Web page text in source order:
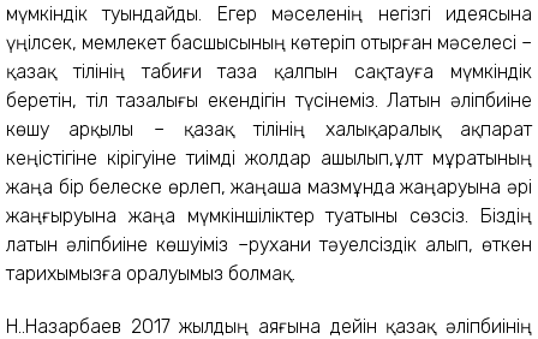
мүмкіндік туындайды. Егер мәселенің негізгі идеясына
үңілсек, мемлекет басшысының көтеріп отырған мәселесі –
қазақ тілінің табиғи таза қалпын сақтауға мүмкіндік
беретін, тіл тазалығы екендігін түсінеміз. Латын әліпбиіне
көшу арқылы – қазақ тілінің халықаралық ақпарат
кеңістігіне кірігуіне тиімді жолдар ашылып,ұлт мұратының
жаңа бір белеске өрлеп, жаңаша мазмұнда жаңаруына әрі
жаңғыруына жаңа мүмкіншіліктер туатыны сөзсіз. Біздің
латын әліпбиіне көшуіміз –рухани тәуелсіздік алып, өткен
тарихымызға оралуымыз болмақ.
Н.Ә.Назарбаев 2017 жылдың аяғына дейін қазақ әліпбиінің